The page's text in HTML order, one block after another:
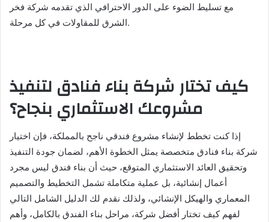
مع تسليط الضوء على الدور الاحترافي الذي تقدمه شركة فخر
الشرق للمقاولات في كل مرحلة.
كيف تختار شركة بناء فنادق لتنفيذ
مشروعك الاستثماري بنجاح؟
إذا كنت تخطط لإنشاء مشروع فندقي ناجح بالمملكة، فإن اختيار
شركة بناء فنادق متخصصة يمثل الخطوة الأهم، لضمان جودة التنفيذ
وتحقيق العائد الاستثماري المتوقع، حيث أن بناء فندق ليس مجرد
أعمال إنشائية، بل عملية متكاملة تشمل التخطيط والتصميم
المعماري والهيكل الإنشائي، ولذلك نقدم لك الدليل الشامل التالي
لفهم كيف تختار أفضل شركة، مراحل بناء الفندق بالكامل، وأهم